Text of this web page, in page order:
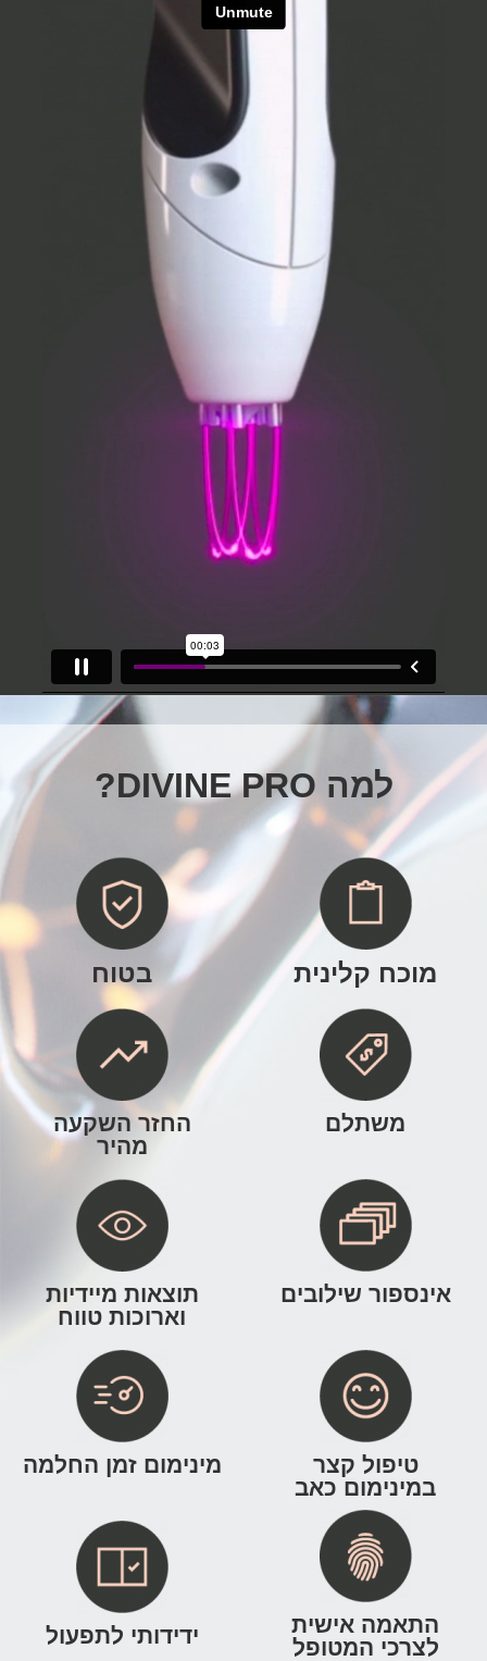
למה DIVINE PRO?
מוכח קלינית בטוח
משתלם
החזר השקעה
מהיר
אינספור שילובים
תוצאות מיידיות
וארוכות טווח
טיפול קצר
במינימום כאב
מינימום זמן החלמה
התאמה אישית
לצרכי המטופל
ידידותי לתפעול